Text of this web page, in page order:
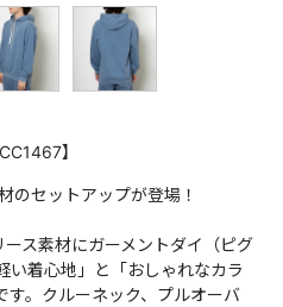
】
のセットアップが登場！
ス素材にガーメントダイ（ピグ
い着心地」と「おしゃれなカラ
す。クルーネック、プルオーバ